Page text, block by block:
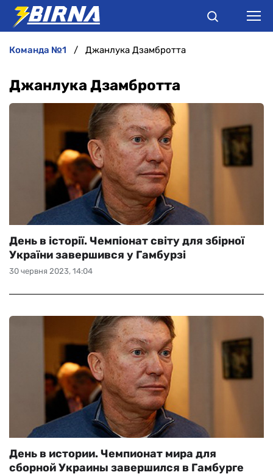
АНАЛІТИКА
ІНТЕРВ'Ю
БУКМЕКЕРИ
команда №1 Джанлука Дзамбротта
Джанлука Дзамбротта
30 червня 2023, 14:04
День в історії. Чемпіонат світу для збірної
України завершився у Гамбурзі
День в истории. Чемпионат мира для
сборной Украины завершился в Гамбурге